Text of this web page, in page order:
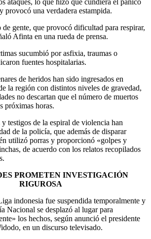
provocó una verdadera estampida.
de gente, que provocó dificultad para respirar,
Afinta en una rueda de prensa.
sucumbió por asfixia, traumas o
fuentes hospitalarias.
de heridos han sido ingresados en
la región con distintos niveles de gravedad,
no descartan que el número de muertos
próximas horas.
testigos de la espiral de violencia han
de la policía, que además de disparar
utilizó porras y proporcionó «golpes y
de acuerdo con los relatos recopilados
PROMETEN INVESTIGACIÓN
RIGUROSA
indonesia fue suspendida temporalmente y
Nacional se desplazó al lugar para
los hechos, según anunció el presidente
en un discurso televisado.